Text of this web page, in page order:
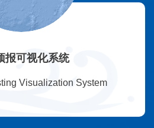
报可视化系统
Visualization System